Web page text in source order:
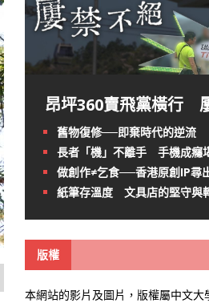
昂坪360賣飛黨橫行
舊物復修──即棄時代的逆流
長者「機」不離手 手機成癮
做創作≠乞食──香港原創IP尋
紙筆存溫度 文具店的堅守與
版權
本網站的影片及圖片，版權屬中文大